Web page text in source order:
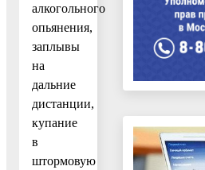
алкогольного
опьянения,
заплывы
на
дальние
дистанции,
купание
в
штормовую